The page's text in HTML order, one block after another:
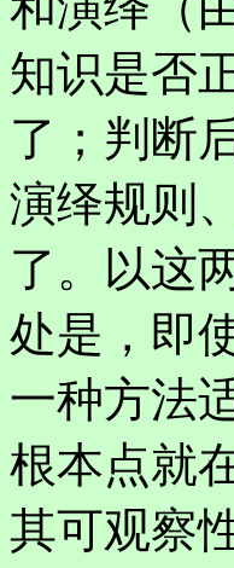
知识是否
了；判断
演绎规则
了。以这
处是，即
一种方法
根本点就
其可观察